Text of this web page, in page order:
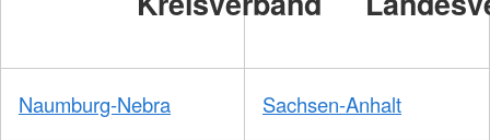
Naumburg-Nebra Sachsen-Anhalt